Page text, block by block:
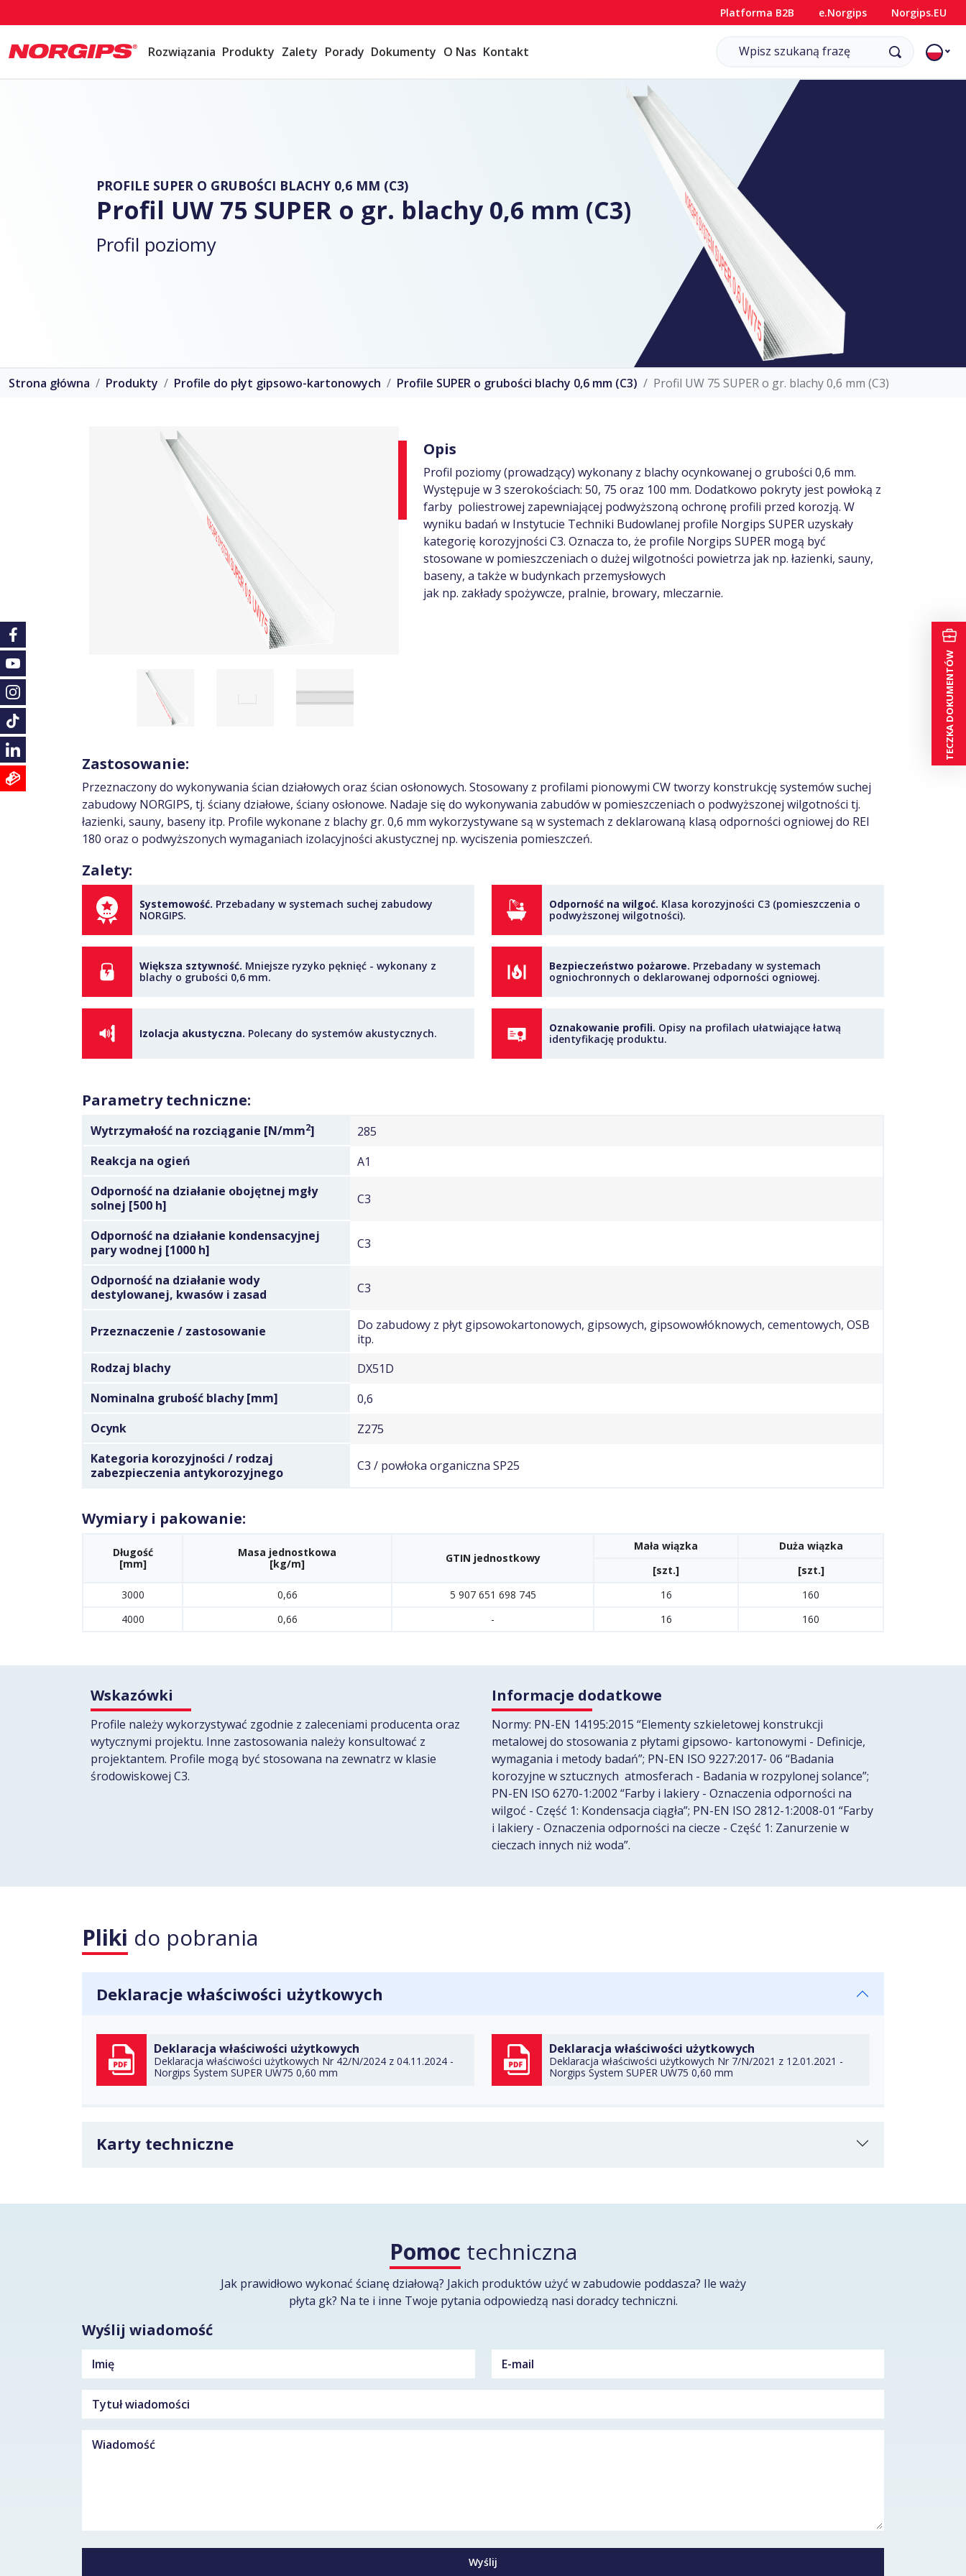
Platforma B2B e.Norgips Norgips.EU
Rozwiązania Produkty Zalety Porady Dokumenty O Nas Kontakt
PROFILE SUPER O GRUBOŚCI BLACHY 0,6 MM (C3)
Profil UW 75 SUPER o gr. blachy 0,6 mm (C3)
Profil poziomy
Strona główna Produkty Profile do płyt gipsowo-kartonowych Profile SUPER o grubości blachy 0,6 mm (C3) Profil UW 75 SUPER o gr. blachy 0,6 mm (C3)
Opis
Profil poziomy (prowadzący) wykonany z blachy ocynkowanej o grubości 0,6 mm.
Występuje w 3 szerokościach: 50, 75 oraz 100 mm. Dodatkowo pokryty jest powłoką z
farby poliestrowej zapewniającej podwyższoną ochronę profili przed korozją. W
wyniku badań w Instytucie Techniki Budowlanej profile Norgips SUPER uzyskały
kategorię korozyjności C3. Oznacza to, że profile Norgips SUPER mogą być
stosowane w pomieszczeniach o dużej wilgotności powietrza jak np. łazienki, sauny,
baseny, a także w budynkach przemysłowych
jak np. zakłady spożywcze, pralnie, browary, mleczarnie.
Zastosowanie:
Przeznaczony do wykonywania ścian działowych oraz ścian osłonowych. Stosowany z profilami pionowymi CW tworzy konstrukcję systemów suchej
zabudowy NORGIPS, tj. ściany działowe, ściany osłonowe. Nadaje się do wykonywania zabudów w pomieszczeniach o podwyższonej wilgotności tj.
łazienki, sauny, baseny itp. Profile wykonane z blachy gr. 0,6 mm wykorzystywane są w systemach z deklarowaną klasą odporności ogniowej do REI
180 oraz o podwyższonych wymaganiach izolacyjności akustycznej np. wyciszenia pomieszczeń.
Zalety:
Systemowość. Przebadany w systemach suchej zabudowy
NORGIPS.
Odporność na wilgoć. Klasa korozyjności C3 (pomieszczenia o
podwyższonej wilgotności).
Większa sztywność. Mniejsze ryzyko pęknięć - wykonany z
blachy o grubości 0,6 mm.
Bezpieczeństwo pożarowe. Przebadany w systemach
ogniochronnych o deklarowanej odporności ogniowej.
Izolacja akustyczna. Polecany do systemów akustycznych. Oznakowanie profili. Opisy na profilach ułatwiające łatwą
identyfikację produktu.
Parametry techniczne:
Wytrzymałość na rozciąganie [N/mm2]
285
Reakcja na ogień
A1
Odporność na działanie obojętnej mgły
solnej [500 h]
C3
Odporność na działanie kondensacyjnej
pary wodnej [1000 h]
C3
Odporność na działanie wody
destylowanej, kwasów i zasad
C3
Przeznaczenie / zastosowanie
Do zabudowy z płyt gipsowokartonowych, gipsowych, gipsowowłóknowych, cementowych, OSB
itp.
Rodzaj blachy
DX51D
Nominalna grubość blachy [mm]
0,6
Ocynk
Z275
Kategoria korozyjności / rodzaj
zabezpieczenia antykorozyjnego
C3 / powłoka organiczna SP25
Wymiary i pakowanie:
Długość
[mm]
Masa jednostkowa
[kg/m]
GTIN jednostkowy
Mała wiązka
Duża wiązka
[szt.]
[szt.]
3000
0,66 5 907 651 698 745 16
160
4000
0,66 - 16 160
Wskazówki
Profile należy wykorzystywać zgodnie z zaleceniami producenta oraz
wytycznymi projektu. Inne zastosowania należy konsultować z
projektantem. Profile mogą być stosowana na zewnatrz w klasie
środowiskowej C3.
Informacje dodatkowe
Normy: PN-EN 14195:2015 “Elementy szkieletowej konstrukcji
metalowej do stosowania z płytami gipsowo- kartonowymi - Definicje,
wymagania i metody badań”; PN-EN ISO 9227:2017- 06 “Badania
korozyjne w sztucznych atmosferach - Badania w rozpylonej solance”;
PN-EN ISO 6270-1:2002 “Farby i lakiery - Oznaczenia odporności na
wilgoć - Część 1: Kondensacja ciągła”; PN-EN ISO 2812-1:2008-01 “Farby
i lakiery - Oznaczenia odporności na ciecze - Część 1: Zanurzenie w
cieczach innych niż woda”.
Pliki do pobrania
Deklaracje właściwości użytkowych
Deklaracja właściwości użytkowych
Deklaracja właściwości użytkowych Nr 42/N/2024 z 04.11.2024 -
Norgips System SUPER UW75 0,60 mm
Deklaracja właściwości użytkowych
Deklaracja właściwości użytkowych Nr 7/N/2021 z 12.01.2021 -
Norgips System SUPER UW75 0,60 mm
Karty techniczne
Pomoc techniczna
Jak prawidłowo wykonać ścianę działową? Jakich produktów użyć w zabudowie poddasza? Ile waży
płyta gk? Na te i inne Twoje pytania odpowiedzą nasi doradcy techniczni.
Wyślij wiadomość
Wyślij
TECZKA DOKUMENTÓW